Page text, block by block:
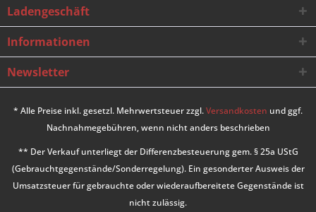
Ladengeschäft
Informationen
Newsletter
* Alle Preise inkl. gesetzl. Mehrwertsteuer zzgl.Versandkosten und ggf.
Nachnahmegebühren, wenn nicht anders beschrieben
** Der Verkauf unterliegt der Differenzbesteuerung gem. § 25a UStG
(Gebrauchtgegenstände/Sonderregelung). Ein gesonderter Ausweis der
Umsatzsteuer für gebrauchte oder wiederaufbereitete Gegenstände ist
nicht zulässig.